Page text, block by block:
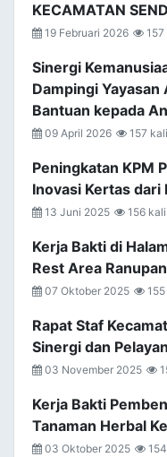
KECAMATAN
19 Februari 2026 157
Sinergi
Dampingi Yayasan
Bantuan kepada
09 April 2026 157 kali
Peningkatan KPM
Inovasi Kertas dari
13 Juni 2025 156 kali
Kerja Bakti di
Rest Area
07 Oktober 2025
Rapat Staf
Sinergi dan
03 November 2025
Kerja Bakti
Tanaman Herbal
03 Oktober 2025